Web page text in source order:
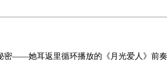
密——她耳返里循环播放的《月光爱人》前